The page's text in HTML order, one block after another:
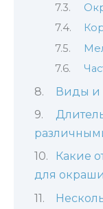
Виды и
Какие
для